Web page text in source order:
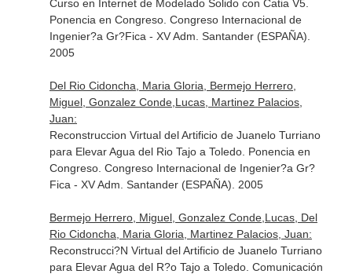
Curso en Internet de Modelado Solido con Catia V5.
Ponencia en Congreso. Congreso Internacional de
Ingenier?a Gr?Fica - XV Adm. Santander (ESPAÑA).
2005
Del Rio Cidoncha, Maria Gloria, Bermejo Herrero,
Miguel, Gonzalez Conde,Lucas, Martinez Palacios,
Juan:
Reconstruccion Virtual del Artificio de Juanelo Turriano
para Elevar Agua del Rio Tajo a Toledo. Ponencia en
Congreso. Congreso Internacional de Ingenier?a Gr?
Fica - XV Adm. Santander (ESPAÑA). 2005
Bermejo Herrero, Miguel, Gonzalez Conde,Lucas, Del
Rio Cidoncha, Maria Gloria, Martinez Palacios, Juan:
Reconstrucci?N Virtual del Artificio de Juanelo Turriano
para Elevar Agua del R?o Tajo a Toledo. Comunicación